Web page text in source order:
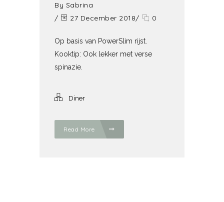
By Sabrina
/
27 December 2018/ 0
Op basis van PowerSlim rijst.
Kooktip: Ook lekker met verse
spinazie.
Diner
Read More